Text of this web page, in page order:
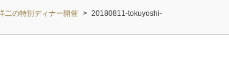
二の特別ディナー開催 > 20180811-tokuyoshi-